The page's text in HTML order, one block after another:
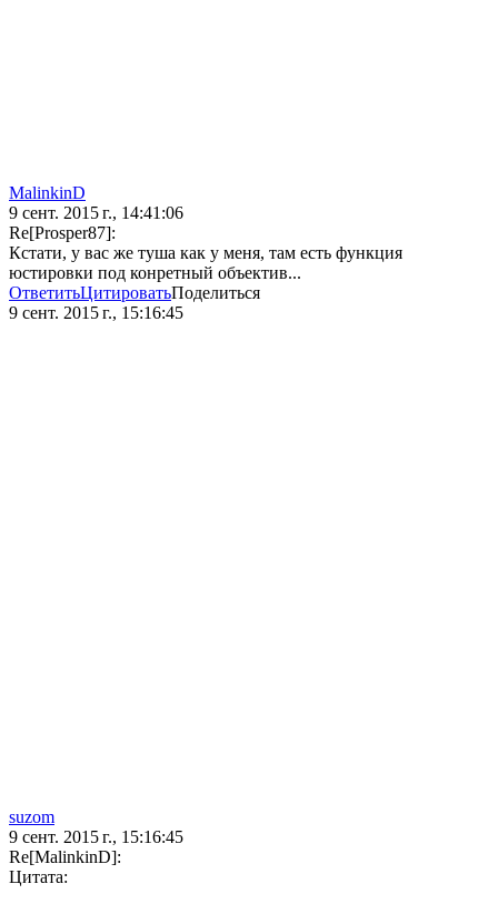
MalinkinD
9 сент. 2015 г., 14:41:06
Re[Prosper87]:
Кстати, у вас же туша как у меня, там есть функция
юстировки под конретный объектив...
ОтветитьЦитироватьПоделиться
9 сент. 2015 г., 15:16:45
suzom
9 сент. 2015 г., 15:16:45
Re[MalinkinD]:
Цитата: